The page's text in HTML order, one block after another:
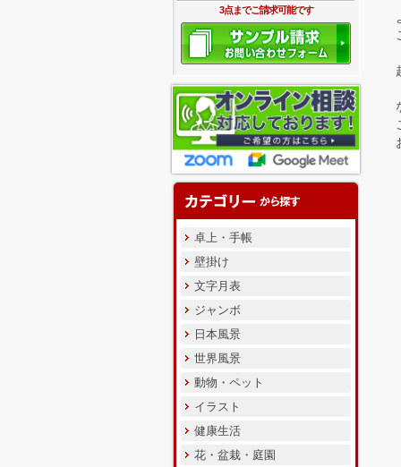
3点までご請求可能です
卓上・手帳
壁掛け
文字月表
ジャンボ
日本風景
世界風景
動物・ペット
イラスト
健康生活
花・盆栽・庭園